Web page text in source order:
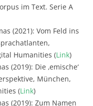
im Text. Serie A
(2021): Vom Feld ins
Humanities (Link)
(2019): Die ‚emische‘
München,
(Link)
(2019): Zum Namen